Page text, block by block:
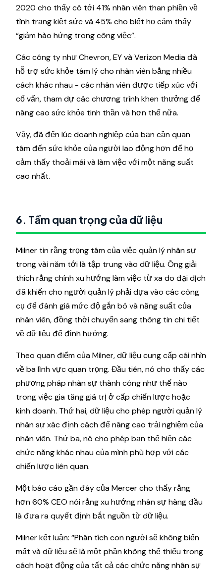
2020 cho thấy có tới 41% nhân viên than phiền về
tình trạng kiệt sức và 45% cho biết họ cảm thấy
“giảm hào hứng trong công việc”.
Các công ty như Chevron, EY và Verizon Media đã
hỗ trợ sức khỏe tâm lý cho nhân viên bằng nhiều
cách khác nhau - các nhân viên được tiếp xúc với
cố vấn, tham dự các chương trình khen thưởng để
nâng cao sức khỏe tinh thần và hơn thế nữa.
Vậy, đã đến lúc doanh nghiệp của bạn cần quan
tâm đến sức khỏe của người lao động hơn để họ
cảm thấy thoải mái và làm việc với một năng suất
cao nhất.
6. Tầm quan trọng của dữ liệu
Milner tin rằng trọng tâm của việc quản lý nhân sự
trong vài năm tới là tập trung vào dữ liệu. Ông giải
thích rằng chính xu hướng làm việc từ xa do đại dịch
đã khiến cho người quản lý phải dựa vào các công
cụ để đánh giá mức độ gắn bó và năng suất của
nhân viên, đồng thời chuyển sang thông tin chi tiết
về dữ liệu để định hướng.
Theo quan điểm của Milner, dữ liệu cung cấp cái nhìn
về ba lĩnh vực quan trọng. Đầu tiên, nó cho thấy các
phương pháp nhân sự thành công như thế nào
trong việc gia tăng giá trị ở cấp chiến lược hoặc
kinh doanh. Thứ hai, dữ liệu cho phép người quản lý
nhân sự xác định cách để nâng cao trải nghiệm của
nhân viên. Thứ ba, nó cho phép bạn thể hiện các
chức năng khác nhau của mình phù hợp với các
chiến lược liên quan.
Một báo cáo gần đây của Mercer cho thấy rằng
hơn 60% CEO nói rằng xu hướng nhân sự hàng đầu
là đưa ra quyết định bắt nguồn từ dữ liệu.
Milner kết luận: “Phân tích con người sẽ không biến
mất và dữ liệu sẽ là một phần không thể thiếu trong
cách hoạt động của tất cả các chức năng nhân sự